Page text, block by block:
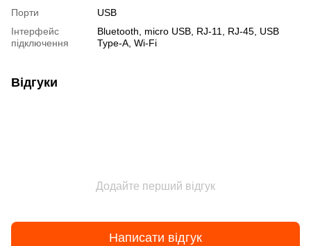
Порти
USB
Інтерфейс
підключення
Bluetooth, micro USB, RJ-11, RJ-45, USB
Type-A, Wi-Fi
Відгуки
Додайте перший відгук
Написати відгук